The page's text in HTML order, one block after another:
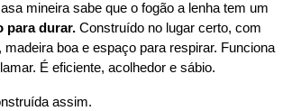
mineira sabe que o fogão a lenha tem um
para durar. Construído no lugar certo, com
boa e espaço para respirar. Funciona
É eficiente, acolhedor e sábio.
assim.